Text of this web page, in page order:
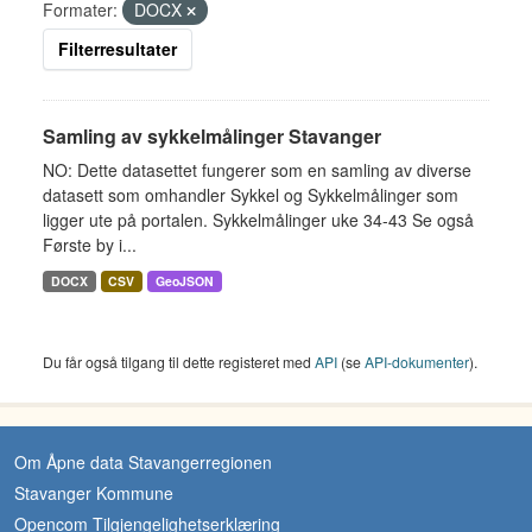
Formater:
DOCX
Filterresultater
Samling av sykkelmålinger Stavanger
NO: Dette datasettet fungerer som en samling av diverse
datasett som omhandler Sykkel og Sykkelmålinger som
ligger ute på portalen. Sykkelmålinger uke 34-43 Se også
Første by i...
DOCX CSV GeoJSON
Du får også tilgang til dette registeret med API (seAPI-dokumenter).
Om Åpne data Stavangerregionen
Stavanger Kommune
Opencom Tilgjengelighetserklæring